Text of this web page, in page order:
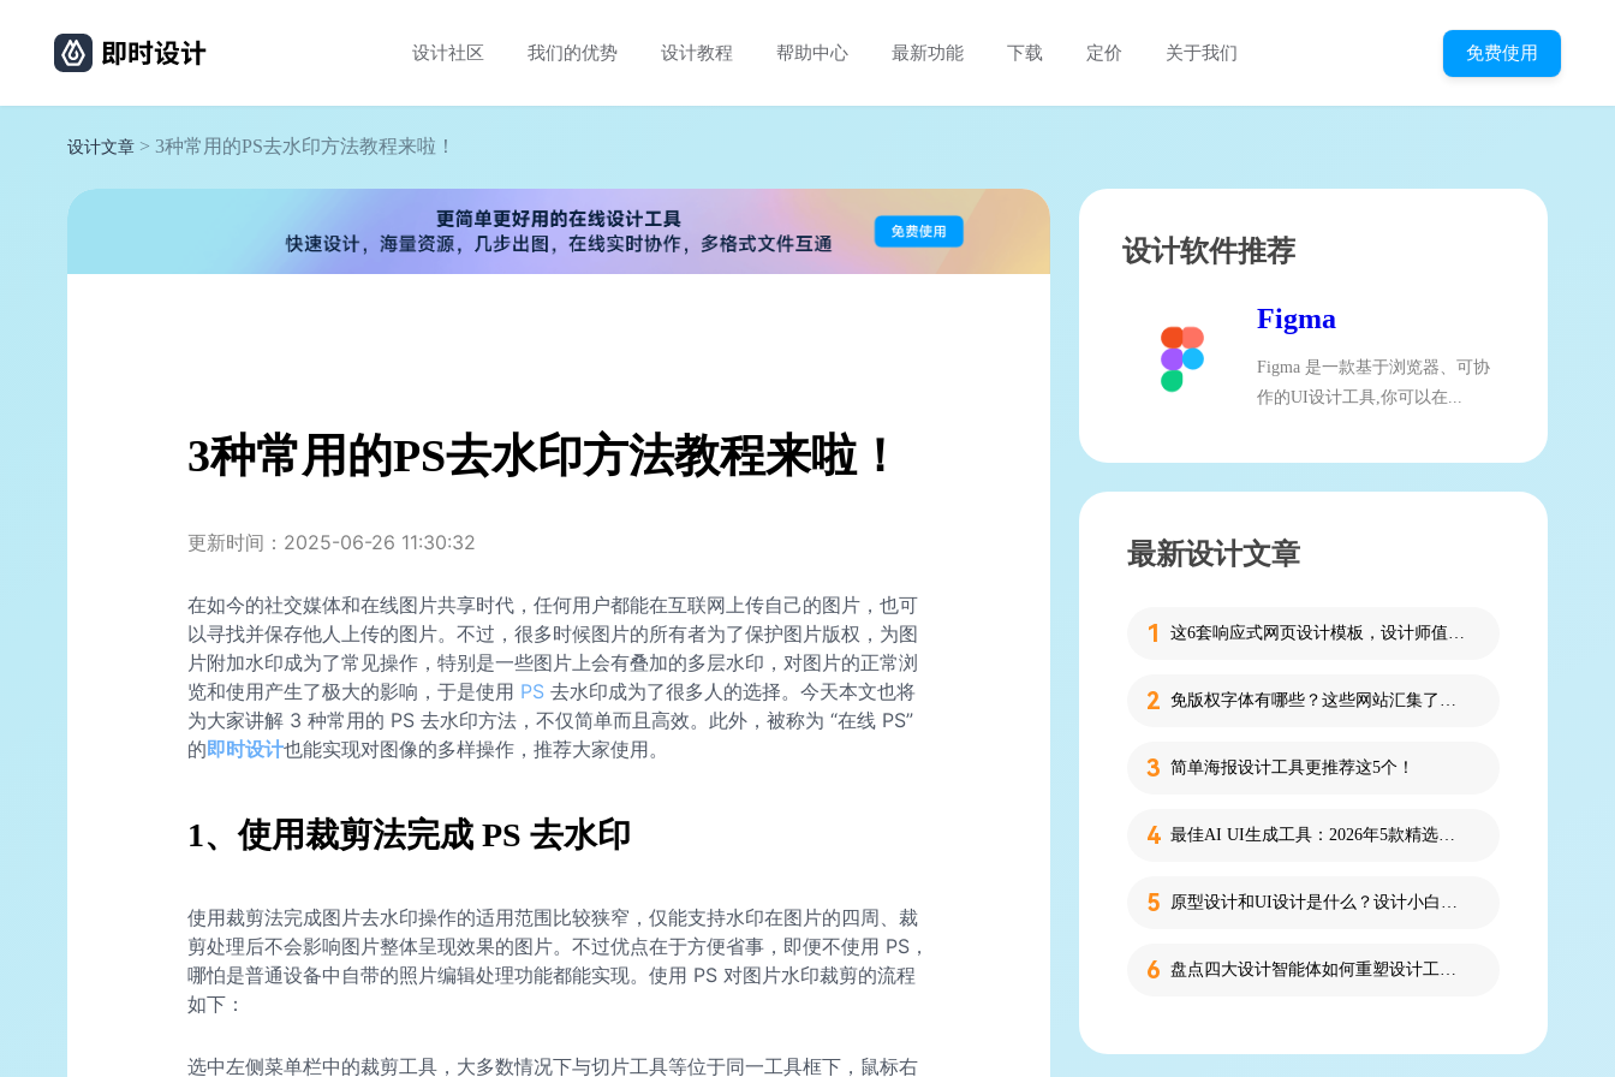
设计社区 我们的优势 设计教程 帮助中心 最新功能 下载 定价 关于我们 免费使用
设计文章 > 3种常用的PS去水印方法教程来啦！
3种常用的PS去水印方法教程来啦！
更新时间：2025-06-26 11:30:32
在如今的社交媒体和在线图片共享时代，任何用户都能在互联网上传自己的图片，也可
以寻找并保存他人上传的图片。不过，很多时候图片的所有者为了保护图片版权，为图
片附加水印成为了常见操作，特别是一些图片上会有叠加的多层水印，对图片的正常浏
览和使用产生了极大的影响，于是使用 PS 去水印成为了很多人的选择。今天本文也将
为大家讲解 3 种常用的 PS 去水印方法，不仅简单而且高效。此外，被称为 “在线 PS”
的即时设计也能实现对图像的多样操作，推荐大家使用。
1、使用裁剪法完成 PS 去水印
使用裁剪法完成图片去水印操作的适用范围比较狭窄，仅能支持水印在图片的四周、裁
剪处理后不会影响图片整体呈现效果的图片。不过优点在于方便省事，即便不使用 PS，
哪怕是普通设备中自带的照片编辑处理功能都能实现。使用 PS 对图片水印裁剪的流程
如下：
选中左侧菜单栏中的裁剪工具，大多数情况下与切片工具等位于同一工具框下，鼠标右
设计软件推荐
Figma
Figma 是一款基于浏览器、可协
作的UI设计工具,你可以在...
最新设计文章
这6套响应式网页设计模板，设计师值得收藏！
免版权字体有哪些？这些网站汇集了近百款免版权字体！
简单海报设计工具更推荐这5个！
最佳AI UI生成工具：2026年5款精选，新手零代码快速制作界面
原型设计和UI设计是什么？设计小白必看的科普！
盘点四大设计智能体如何重塑设计工作流